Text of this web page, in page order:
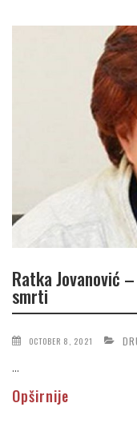
Ratka Jovanović
smrti
OCTOBER 8, 2021
...
Opširnije